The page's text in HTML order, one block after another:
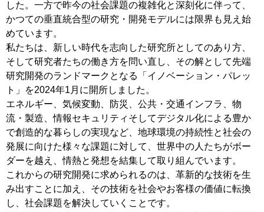
した。一方で昨今の社会課題の複雑化と深刻化に伴って、
かつての垂直統合型の研究・開発モデルには限界も見え始
めています。
私たちは、新しい時代を志向した研究所としてのあり方、
そして研究者たちの働き方を問い直し、その解として先端
研究開発のランドマークとなる「イノベーション・パレッ
ト」を2024年1月に開所しました。
エネルギー、気候変動、防災、公共・交通インフラ、物
流・製造、情報セキュリティそしてデジタル化による豊か
で創造的な暮らしの実現など、地球環境の持続性と社会の
発展に向けた様々な課題に対して、世界中の人たちがボー
ダーを越え、情熱と発想を結集して取り組んでいます。
これからの研究開発に求められるのは、革新的な技術を生
み出すことに加え、その技術を社会やお客様の価値に転換
し、社会課題を解決していくことです。